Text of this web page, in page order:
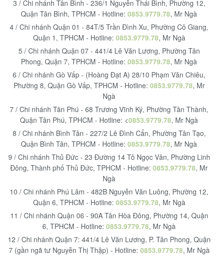
3 / Chi nhánh Tân Bình - 236/1 Nguyễn Thái Bình, Phường 12,
Quận Tân Bình, TPHCM - Hotline: 0853.9779.78, Mr Ngà
4 / Chi nhánh Quận 01 - 84T/5 Trần Đình Xu, Phường Cô Giang,
Quận 1, TPHCM - Hotline: 0853.9779.78, Mr Ngà
5 / Chi nhánh Quận 07 - 441/4 Lê Văn Lương, Phường Tân
Phong, Quận 7, TPHCM - Hotline: 0853.9779.78, Mr Ngà
6 / Chi nhánh Gò Vấp - (Hoàng Đạt A) 28/10 Phạm Văn Chiêu,
Phường 8, Quận Gò Vấp, TPHCM - Hotline: 0853.9779.78, Mr
Ngà
7 / Chi nhánh Tân Phú - 68 Trương Vĩnh Ký, Phường Tân Thành,
Quận Tân Phú, TPHCM - Hotline: <0853.9779.78, Mr Ngà
8 / Chi nhánh Bình Tân - 227/2 Lê Đình Cẩn, Phường Tân Tạo,
Quận Bình Tân, TPHCM - Hotline: 0853.9779.78, Mr Ngà
9 / Chi nhánh Thủ Đức - 23 Đường 14 Tô Ngọc Vân, Phường Linh
Đông, Thành phố Thủ Đức, TPHCM - Hotline: 0853.9779.78, Mr
Ngà
10 / Chi nhánh Phú Lâm - 482B Nguyễn Văn Luông, Phường 12,
Quận 6, TPHCM - Hotline: 0853.9779.78, Mr Ngà
11 / Chi nhánh Quận 06 - 90A Tân Hòa Đông, Phường 14, Quận
6, TPHCM - Hotline: 0853.9779.78, Mr Ngà
12 / Chi nhánh Quận 7: 441/4 Lê Văn Lương, P. Tân Phong, Quận
7 (gần ngã tư Nguyễn Thị Thập) - Hotline: 0853.9779.78, Mr Ngà